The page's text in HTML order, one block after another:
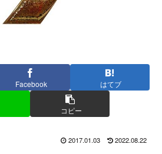
Facebook はてブ
コピー
2017.01.03 2022.08.22